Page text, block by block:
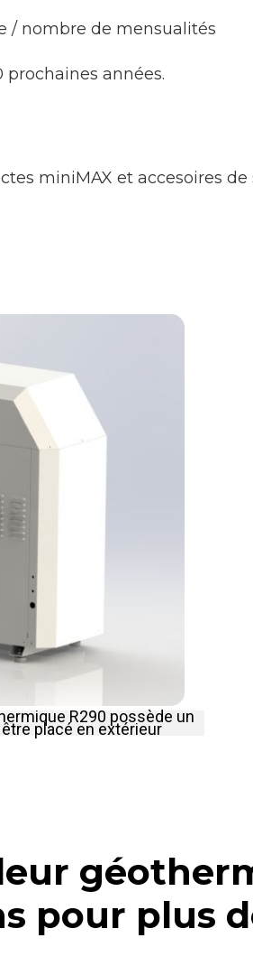
/ nombre de mensualités
années.
miniMAX et accesoires
R290 possède un
placé en extérieur
pour plus